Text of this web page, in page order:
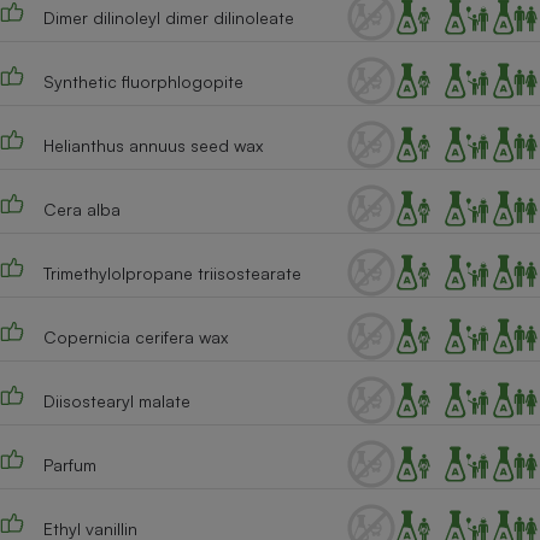
Dimer dilinoleyl dimer dilinoleate
Synthetic fluorphlogopite
Helianthus annuus seed wax
Cera alba
Trimethylolpropane triisostearate
Copernicia cerifera wax
Diisostearyl malate
Parfum
Ethyl vanillin
induction
Climatiseur -
Ventilateur
Téléphone mobile -
Smartphone
Antivirus
Ventilateur